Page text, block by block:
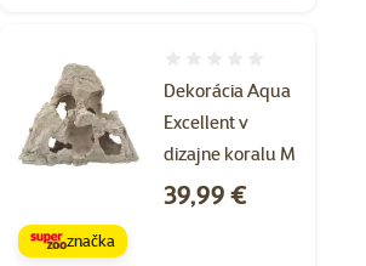
Dekorácia Aqua
Excellent v
dizajne koralu M
Cena
39,99 €
značka